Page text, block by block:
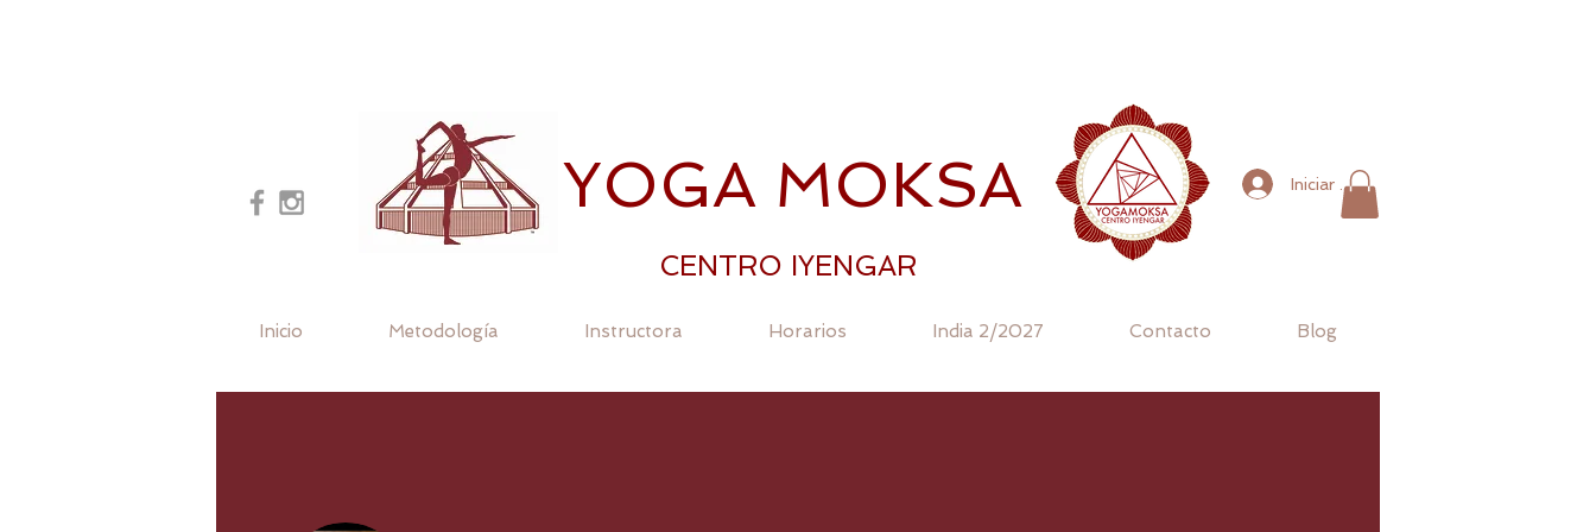
YOGA MOKSA
CENTRO IYENGAR
Iniciar sesión
Inicio Metodología Instructora Horarios India 2/2027 Contacto Blog